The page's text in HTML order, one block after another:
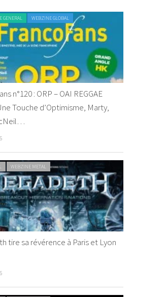
GENERAL WEBZINE GLOBAL
n°120 : ORP – OAI REGGAE
Touche d’Optimisme, Marty,
WEBZINE METAL
tire sa révérence à Paris et Lyon